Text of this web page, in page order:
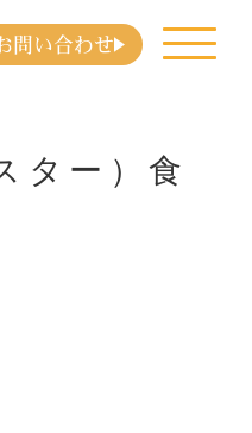
問い合わせ
ター）食